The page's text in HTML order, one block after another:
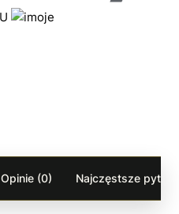
Opinie (0) Najczęstsze